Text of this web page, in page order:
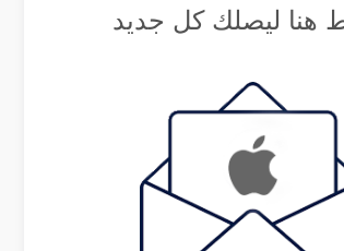
هنا ليصلك كل جديد